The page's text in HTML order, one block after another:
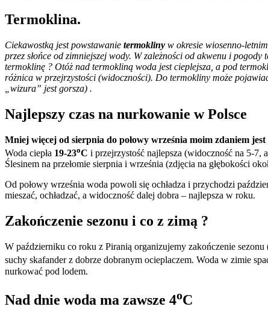
Termoklina.
Ciekawostką jest powstawanie termokliny w okresie wiosenno-
przez słońce od zimniejszej wody. W zależności od akwenu i
termoklinę ? Otóż nad termokliną woda jest cieplejsza, a pod
różnica w przejrzystości (widoczności). Do termokliny może
„wizura” jest gorsza) .
Najlepszy czas na nurkowanie w Polsce
Mniej więcej od sierpnia do połowy września moim zdaniem
Woda ciepła 19-23oC i przejrzystość najlepsza (widoczność na 5-
Ślesinem na przełomie sierpnia i września (zdjęcia na głębokości
Od połowy września woda powoli się ochładza i przychodzi
mieszać, ochładzać, a widoczność dalej dobra – najlepsza w roku.
Zakończenie sezonu i co z zimą ?
W październiku co roku z Piranią organizujemy zakończenie
suchy skafander z dobrze dobranym ocieplaczem. Woda w zimie
nurkować pod lodem.
Nad dnie woda ma zawsze 4oC